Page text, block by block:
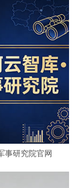
事研究院官网